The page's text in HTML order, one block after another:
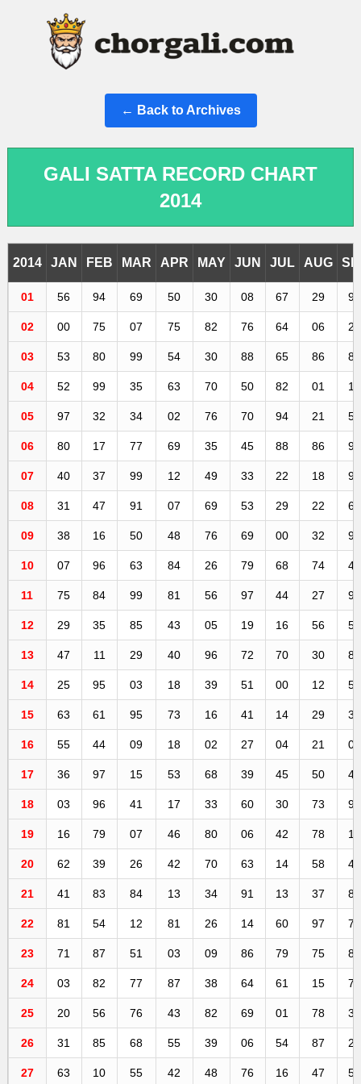
← Back to Archives
GALI SATTA RECORD CHART
2014
2014 JAN FEB MAR APR MAY JUN JUL AUG
01 56 94 69 50 30 08 67 29 95
02 00 75 07 75 82 76 64 06 27
03 53 80 99 54 30 88 65 86 80
04 52 99 35 63 70 50 82 01 19
05 97 32 34 02 76 70 94 21 51
06 80 17 77 69 35 45 88 86 93
07 40 37 99 12 49 33 22 18 96
08 31 47 91 07 69 53 29 22 60
09 38 16 50 48 76 69 00 32 92
10 07 96 63 84 26 79 68 74 41
11 75 84 99 81 56 97 44 27 97
12 29 35 85 43 05 19 16 56 58
13 47 11 29 40 96 72 70 30 80
14 25 95 03 18 39 51 00 12 56
15 63 61 95 73 16 41 14 29 38
16 55 44 09 18 02 27 04 21 00
17 36 97 15 53 68 39 45 50 47
18 03 96 41 17 33 60 30 73 95
19 16 79 07 46 80 06 42 78 12
20 62 39 26 42 70 63 14 58 43
21 41 83 84 13 34 91 13 37 88
22 81 54 12 81 26 14 60 97 72
23 71 87 51 03 09 86 79 75 83
24 03 82 77 87 38 64 61 15 79
25 20 56 76 43 82 69 01 78 33
26 31 85 68 55 39 06 54 87 22
27 63 10 55 42 48 76 16 47 57